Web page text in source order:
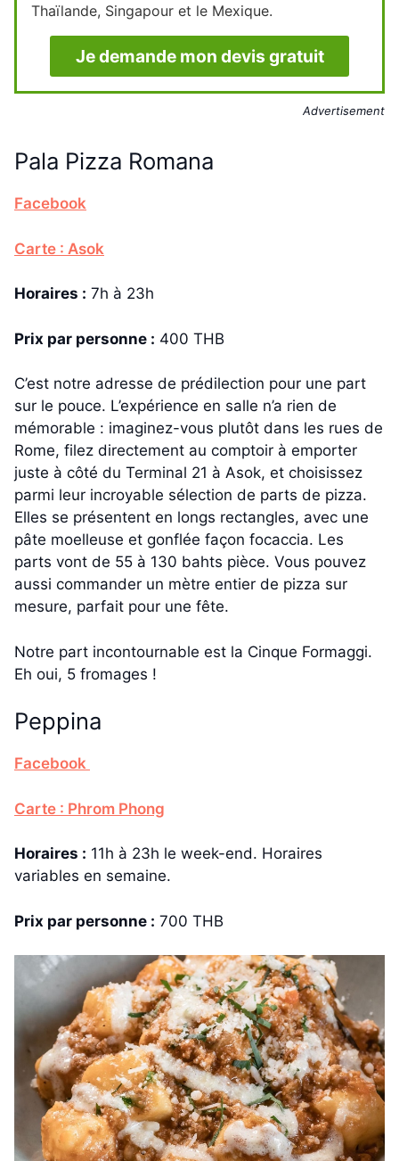
Thaïlande, Singapour et le Mexique.
Je demande mon devis gratuit
Advertisement
Pala Pizza Romana
Facebook
Carte : Asok
Horaires : 7h à 23h
Prix par personne : 400 THB
C’est notre adresse de prédilection pour une part
sur le pouce. L’expérience en salle n’a rien de
mémorable : imaginez-vous plutôt dans les rues de
Rome, filez directement au comptoir à emporter
juste à côté du Terminal 21 à Asok, et choisissez
parmi leur incroyable sélection de parts de pizza.
Elles se présentent en longs rectangles, avec une
pâte moelleuse et gonflée façon focaccia. Les
parts vont de 55 à 130 bahts pièce. Vous pouvez
aussi commander un mètre entier de pizza sur
mesure, parfait pour une fête.
Notre part incontournable est la Cinque Formaggi.
Eh oui, 5 fromages !
Peppina
Facebook
Carte : Phrom Phong
Horaires : 11h à 23h le week-end. Horaires
variables en semaine.
Prix par personne : 700 THB